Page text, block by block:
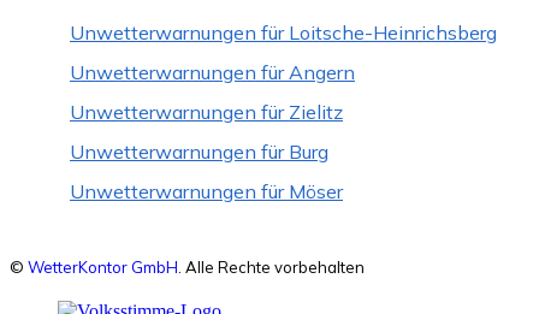
Unwetterwarnungen für Loitsche-Heinrichsberg
Unwetterwarnungen für Angern
Unwetterwarnungen für Zielitz
Unwetterwarnungen für Burg
Unwetterwarnungen für Möser
© WetterKontor GmbH . Alle Rechte vorbehalten